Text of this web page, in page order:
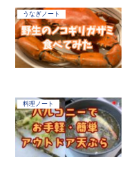
うなぎノート
料理ノート